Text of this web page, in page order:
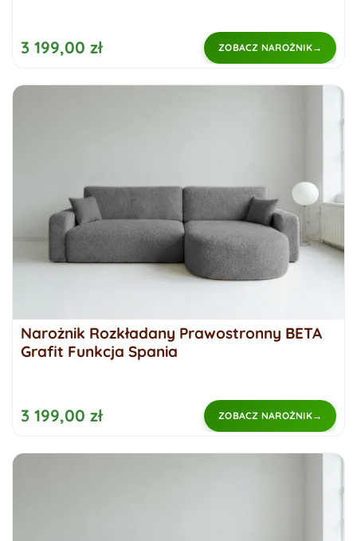
3 199,00 zł ZOBACZ NAROŻNIK
Narożnik Rozkładany Prawostronny BETA
Grafit Funkcja Spania
3 199,00 zł ZOBACZ NAROŻNIK